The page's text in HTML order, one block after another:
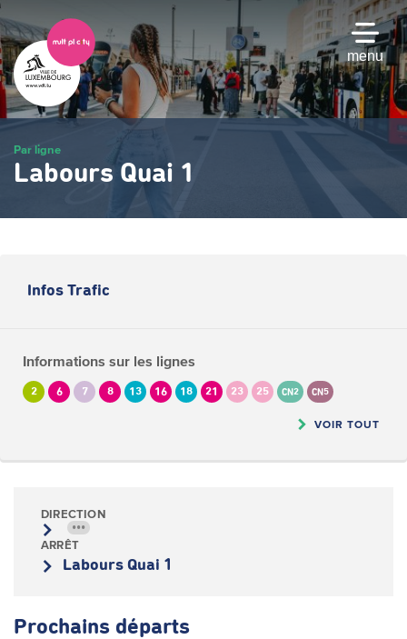
Passer
au
contenu
principal
menu
Par ligne
Labours Quai 1
Infos Trafic
Informations sur les lignes
2 6 7 8 13 16 18 21 23 25 CN2 CN5
VOIR TOUT
DIRECTION
•••
ARRÊT
Labours Quai 1
Prochains départs